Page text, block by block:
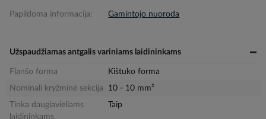
Papildoma informacija: Gamintojo nuoroda
Užspaudžiamas antgalis variniams laidininkams
Flanšo forma
Kištuko forma
Nominali kryžminė sekcija
10 - 10 mm²
Tinka daugiavieliams
laidininkams
Taip